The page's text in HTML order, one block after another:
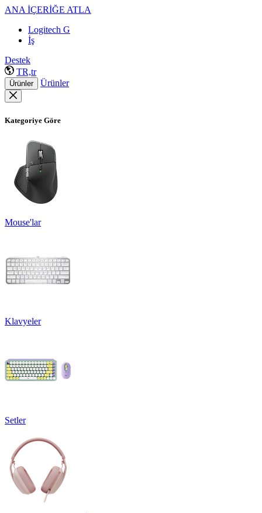
ANA İÇERİĞE ATLA
Logitech G
İş
Destek
TR,tr
Ürünler Ürünler
Kategoriye Göre
Mouse'lar
Klavyeler
Setler